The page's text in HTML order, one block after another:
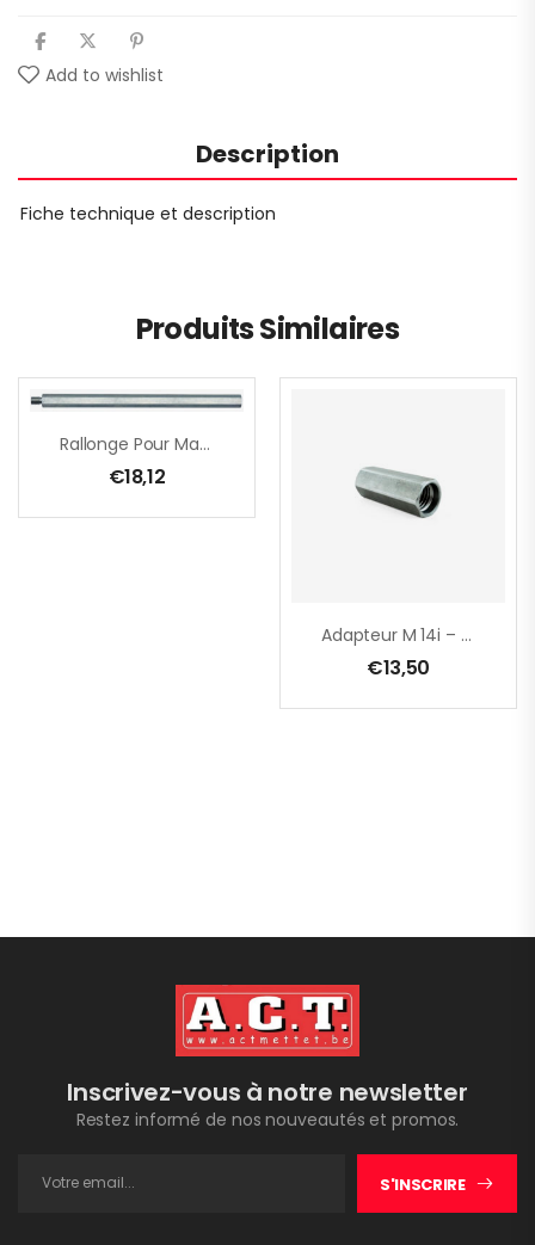
Add to wishlist
Description
Fiche technique et description
Produits Similaires
Rallonge Pour Machine À Malaxer – M14 – 400 Mm
€18,12
Adapteur M 14i – M 18i
€13,50
Inscrivez-vous à notre newsletter
Restez informé de nos nouveautés et promos.
S'INSCRIRE